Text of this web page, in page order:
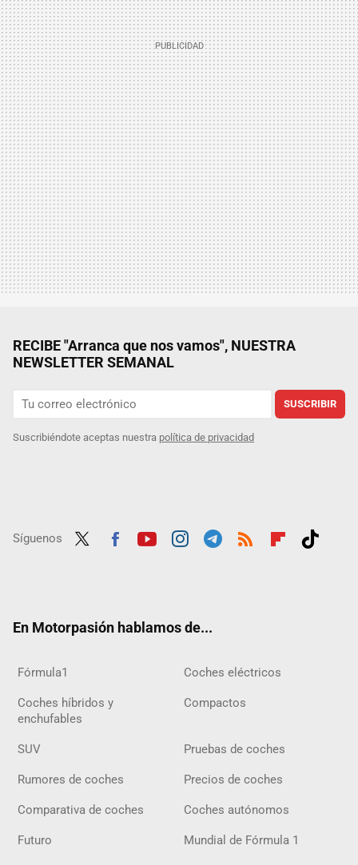
RECIBE "Arranca que nos vamos", NUESTRA
NEWSLETTER SEMANAL
SUSCRIBIR
Suscribiéndote aceptas nuestra política de privacidad
Síguenos
En Motorpasión hablamos de...
Fórmula1 Coches eléctricos
Coches híbridos y
enchufables
Compactos
SUV Pruebas de coches
Rumores de coches Precios de coches
Comparativa de coches Coches autónomos
Futuro Mundial de Fórmula 1